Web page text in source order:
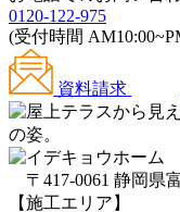
0120-122-975
(受付時間
資料請求
〒417-0061 静岡県
【施工エリア】